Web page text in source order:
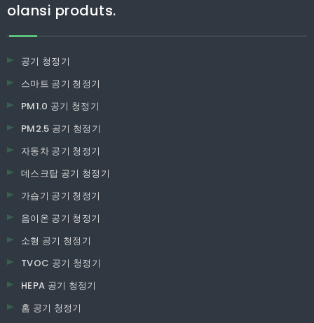
olansi produts.
공기 청정기
스마트 공기 청정기
PM1.0 공기 청정기
PM2.5 공기 청정기
자동차 공기 청정기
데스크탑 공기 청정기
가습기 공기 청정기
음이온 공기 청정기
소형 공기 청정기
TVOC 공기 청정기
HEPA 공기 청정기
홈 공기 청정기